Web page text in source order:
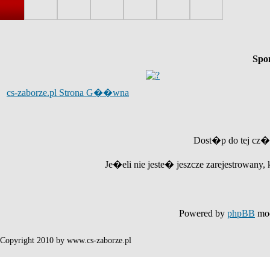
cs-zaborze.pl Strona G��wna
Dost�p do tej
Je�eli nie jeste� jeszcze
Powered by phpBB
Copyright 2010 by www.cs-zaborze.pl